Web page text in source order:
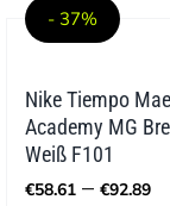
- 37%
Nike Tiempo
Academy MG
Weiß F101
€58.61 – €92.89